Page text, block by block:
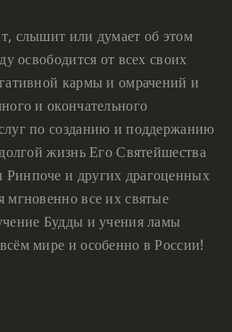
слышит или думает об этом
освободится от всех своих
кармы и омрачений и
и окончательного
по созданию и поддержанию
жизнь Его Святейшества
и других драгоценных
мгновенно все их святые
Будды и учения ламы
мире и особенно в России!